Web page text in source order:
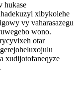
hukase
xibykolehe
vy vaharasazegu
wono.
otar
xudijotofaneqyze